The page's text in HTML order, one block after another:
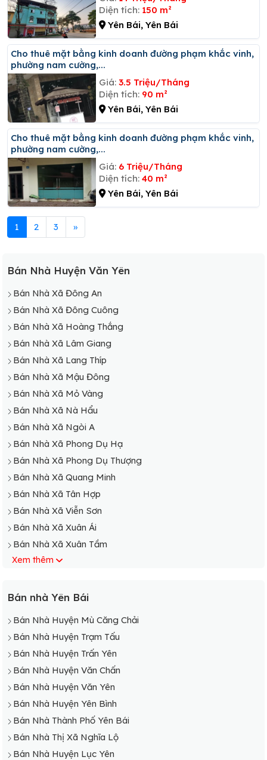
Diện tích: 150 m²
Yên Bái, Yên Bái
Cho thuê mặt bằng kinh doanh đường phạm khắc vinh,
phường nam cường,...
Giá: 3.5 Triệu/Tháng
Diện tích: 90 m²
Yên Bái, Yên Bái
Cho thuê mặt bằng kinh doanh đường phạm khắc vinh,
phường nam cường,...
Giá: 6 Triệu/Tháng
Diện tích: 40 m²
Yên Bái, Yên Bái
1 2 3 »
Bán Nhà Huyện Văn Yên
Bán Nhà Xã Đông An
Bán Nhà Xã Đông Cuông
Bán Nhà Xã Hoàng Thắng
Bán Nhà Xã Lâm Giang
Bán Nhà Xã Lang Thíp
Bán Nhà Xã Mậu Đông
Bán Nhà Xã Mỏ Vàng
Bán Nhà Xã Nà Hẩu
Bán Nhà Xã Ngòi A
Bán Nhà Xã Phong Dụ Hạ
Bán Nhà Xã Phong Dụ Thượng
Bán Nhà Xã Quang Minh
Bán Nhà Xã Tân Hợp
Bán Nhà Xã Viễn Sơn
Bán Nhà Xã Xuân Ái
Bán Nhà Xã Xuân Tầm
Bán Nhà Xã Yên Hợp
Bán Nhà Xã Yên Phú
Bán Nhà Thị Trấn Mậu A
Bán Nhà Xã An Bình
Bán Nhà Xã An Thịnh
Bán Nhà Xã Châu Quế Hạ
Bán Nhà Xã Châu Quế Thượng
Bán Nhà Xã Đại Phác
Bán Nhà Xã Đại Sơn
Xem thêm
Bán nhà Yên Bái
Bán Nhà Huyện Mù Căng Chải
Bán Nhà Huyện Trạm Tấu
Bán Nhà Huyện Trấn Yên
Bán Nhà Huyện Văn Chấn
Bán Nhà Huyện Văn Yên
Bán Nhà Huyện Yên Bình
Bán Nhà Thành Phố Yên Bái
Bán Nhà Thị Xã Nghĩa Lộ
Bán Nhà Huyện Lục Yên